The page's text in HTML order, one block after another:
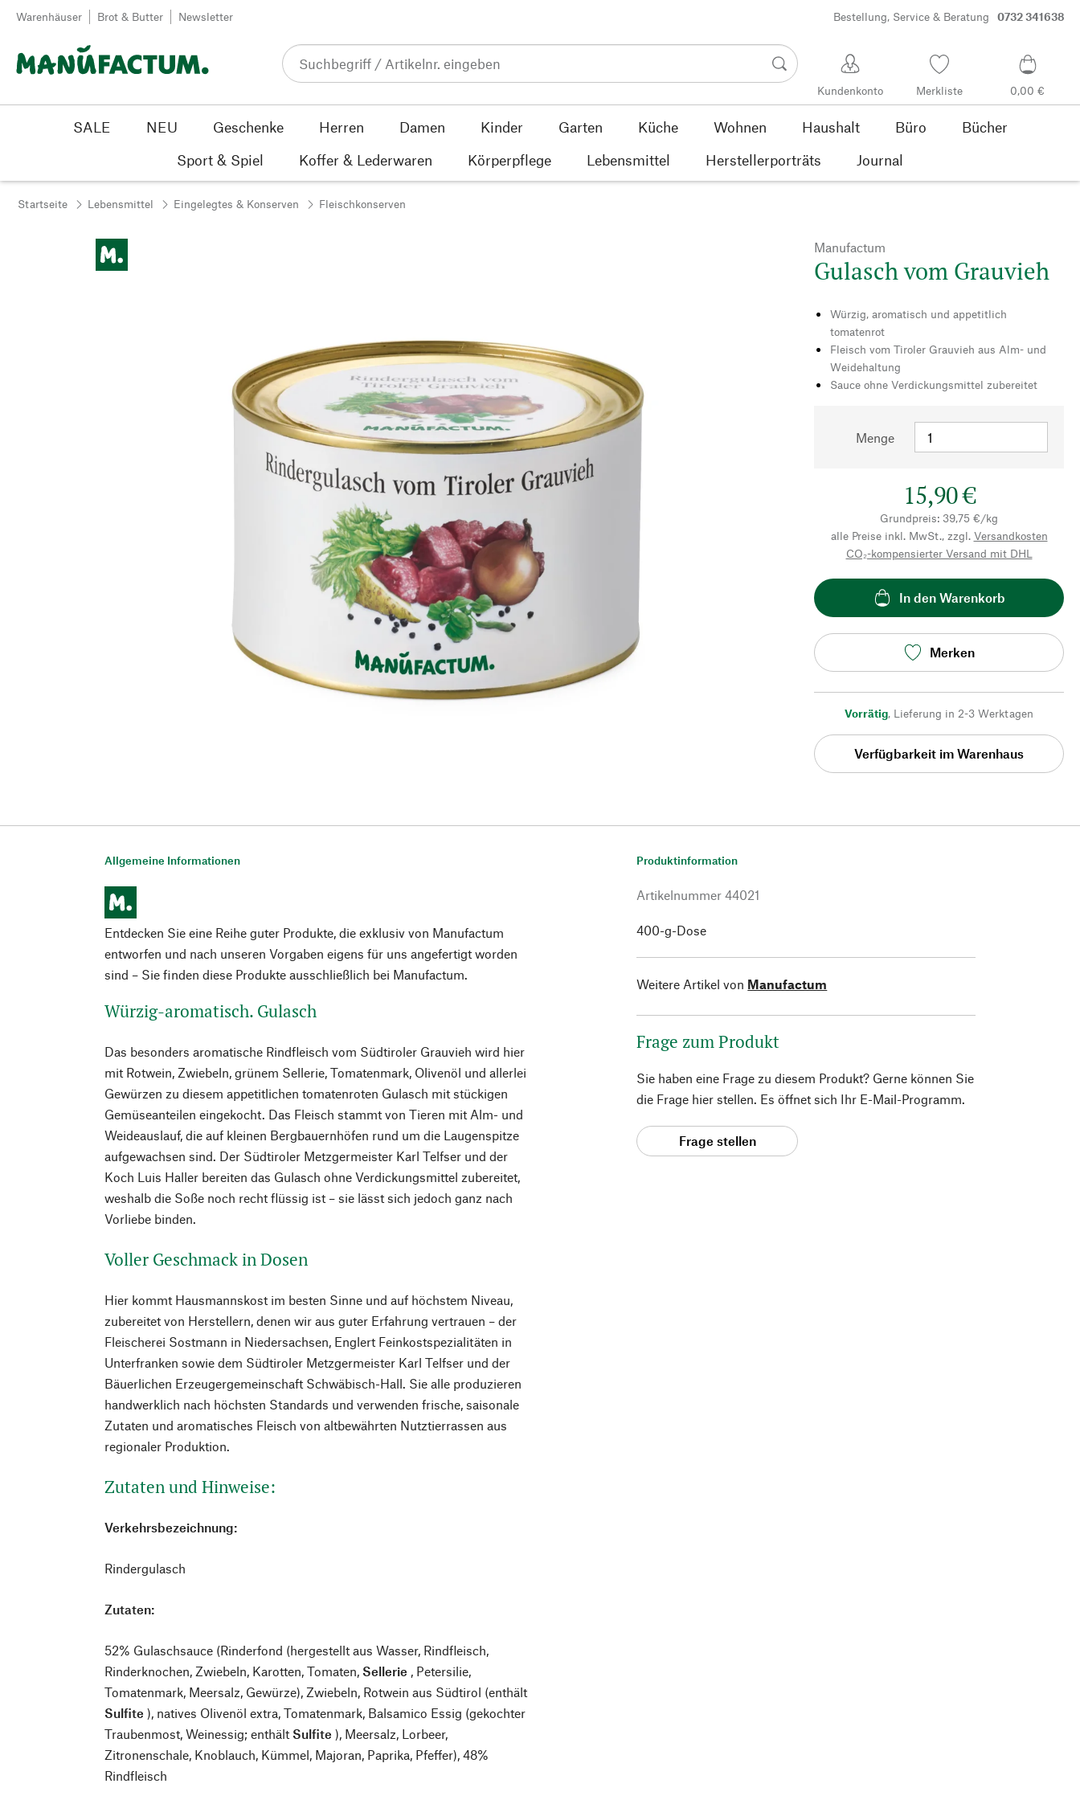
Zum Inhalt springen
Warenhäuser Brot & Butter Newsletter Bestellung, Service & Beratung 0732 341638
Kundenkonto Merkliste 0,00 €
SALE NEU Geschenke Herren Damen Kinder Garten Küche Wohnen Haushalt Büro
Bücher
Sport & Spiel
Koffer & Lederwaren Körperpflege Lebensmittel Herstellerporträts Journal
Startseite Lebensmittel Eingelegtes & Konserven Fleischkonserven
Manufactum
Gulasch vom Grauvieh
Würzig, aromatisch und appetitlich
tomatenrot
Fleisch vom Tiroler Grauvieh aus Alm- und
Weidehaltung
Sauce ohne Verdickungsmittel zubereitet
Menge
15,90 €
Grundpreis: 39,75 €/kg
alle Preise inkl. MwSt., zzgl. Versandkosten
CO₂-kompensierter Versand mit DHL
In den Warenkorb
Merken
Vorrätig, Lieferung in 2-3 Werktagen
Verfügbarkeit im Warenhaus
Allgemeine Informationen
Entdecken Sie eine Reihe guter Produkte, die exklusiv von Manufactum
entworfen und nach unseren Vorgaben eigens für uns angefertigt worden
sind – Sie finden diese Produkte ausschließlich bei Manufactum.
Würzig-aromatisch. Gulasch
Das besonders aromatische Rindfleisch vom Südtiroler Grauvieh wird hier
mit Rotwein, Zwiebeln, grünem Sellerie, Tomatenmark, Olivenöl und allerlei
Gewürzen zu diesem appetitlichen tomatenroten Gulasch mit stückigen
Gemüseanteilen eingekocht. Das Fleisch stammt von Tieren mit Alm- und
Weideauslauf, die auf kleinen Bergbauernhöfen rund um die Laugenspitze
aufgewachsen sind. Der Südtiroler Metzgermeister Karl Telfser und der
Koch Luis Haller bereiten das Gulasch ohne Verdickungsmittel zubereitet,
weshalb die Soße noch recht flüssig ist – sie lässt sich jedoch ganz nach
Vorliebe binden.
Voller Geschmack in Dosen
Hier kommt Hausmannskost im besten Sinne und auf höchstem Niveau,
zubereitet von Herstellern, denen wir aus guter Erfahrung vertrauen – der
Fleischerei Sostmann in Niedersachsen, Englert Feinkostspezialitäten in
Unterfranken sowie dem Südtiroler Metzgermeister Karl Telfser und der
Bäuerlichen Erzeugergemeinschaft Schwäbisch-Hall. Sie alle produzieren
handwerklich nach höchsten Standards und verwenden frische, saisonale
Zutaten und aromatisches Fleisch von altbewährten Nutztierrassen aus
regionaler Produktion.
Zutaten und Hinweise:
Verkehrsbezeichnung:
Rindergulasch
Zutaten:
52% Gulaschsauce (Rinderfond (hergestellt aus Wasser, Rindfleisch,
Rinderknochen, Zwiebeln, Karotten, Tomaten,Sellerie , Petersilie,
Tomatenmark, Meersalz, Gewürze), Zwiebeln, Rotwein aus Südtirol (enthält
Sulfite ), natives Olivenöl extra, Tomatenmark, Balsamico Essig (gekochter
Traubenmost, Weinessig; enthältSulfite ), Meersalz, Lorbeer,
Zitronenschale, Knoblauch, Kümmel, Majoran, Paprika, Pfeffer), 48%
Rindfleisch
Produktinformation
Artikelnummer 44021
400-g-Dose
Weitere Artikel von Manufactum
Frage zum Produkt
Sie haben eine Frage zu diesem Produkt? Gerne können Sie
die Frage hier stellen. Es öffnet sich Ihr E-Mail-Programm.
Frage stellen